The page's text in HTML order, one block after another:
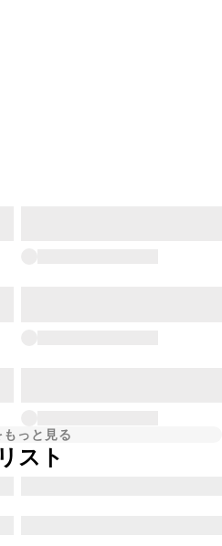
っと見る
スト